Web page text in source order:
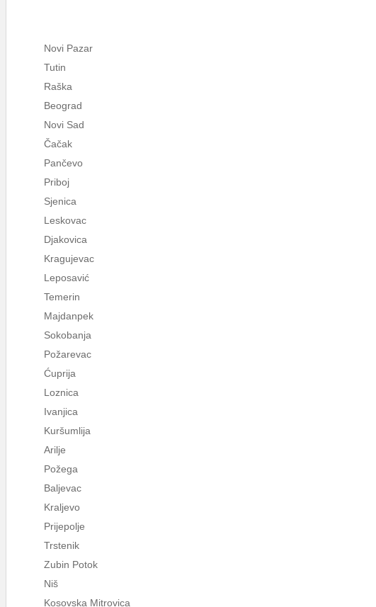
Novi Pazar
Tutin
Raška
Beograd
Novi Sad
Čačak
Pančevo
Priboj
Sjenica
Leskovac
Djakovica
Kragujevac
Leposavić
Temerin
Majdanpek
Sokobanja
Požarevac
Ćuprija
Loznica
Ivanjica
Kuršumlija
Arilje
Požega
Baljevac
Kraljevo
Prijepolje
Trstenik
Zubin Potok
Niš
Kosovska Mitrovica